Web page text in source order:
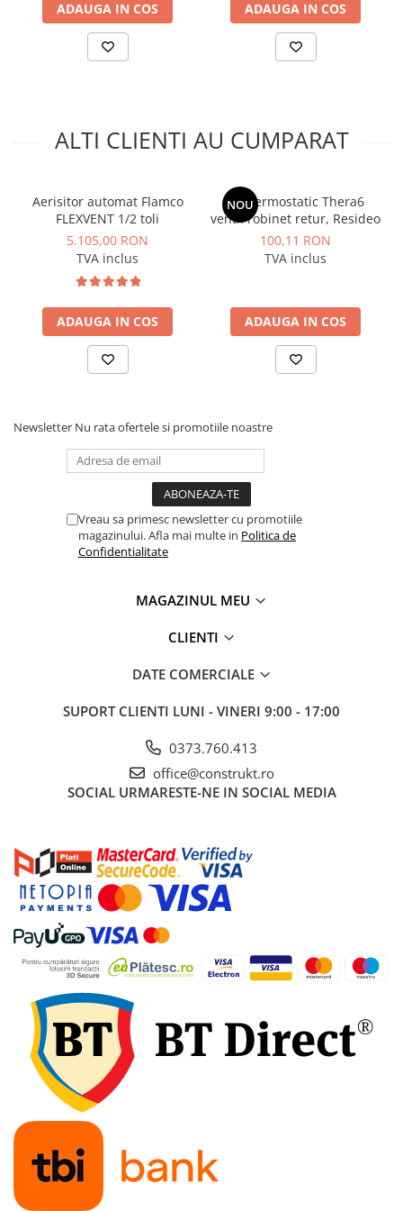
Instalatii de gaz
Tevi PEHD gaz
Fitinguri gaz
Izolatii tehnice
Izolatii pentru sisteme solare
Izolatii pentru tevi si conducte
Polistiren expandat
Vata minerala bazaltica
Automatizari si elemente de
automatizare
Automatizari panouri solare
Grupuri de circulatie
termostate
Regulatoare electronice
Termostate pentru ventilo-
UPS-uri si stabilizatoare de
Ventile electromagnetice
Automatizare centrala termica
Termostate aplicatii industriale
Accesorii pentru echipamente
pomparea apei
Pompe submersibile
Pompe de suprafata
Pompe pentru piscine
Motopompe
Hidrofoare
Vase de expansiune pentru
hidrofor
Grupuri de pompare apa
Rezervoare apa si accesorii stocare
Echipamente de filtrare si
dedurizare apa
Contoare de apa - Apometre
Camine apometru
EvoTouch (daca radiatorul este incastrat sau nu
are circulatie eficienta de aer)
ADAUGA IN COS ADAUGA IN COS
ALTI CLIENTI AU CUMPARAT
Aerisitor automat Flamco
FLEXVENT 1/2 toli
5.105,00 RON
TVA inclus
ADAUGA IN COS
NOU
Set termostatic Thera6
ventil robinet retur, Resideo
100,11 RON
TVA inclus
ADAUGA IN COS
Newsletter Nu rata ofertele si promotiile noastre
Vreau sa primesc newsletter cu promotiile
magazinului. Afla mai multe in Politica de
Confidentialitate
MAGAZINUL MEU
CLIENTI
DATE COMERCIALE
SUPORT CLIENTI LUNI - VINERI 9:00 - 17:00
0373.760.413
office@construkt.ro
SOCIAL URMARESTE-NE IN SOCIAL MEDIA